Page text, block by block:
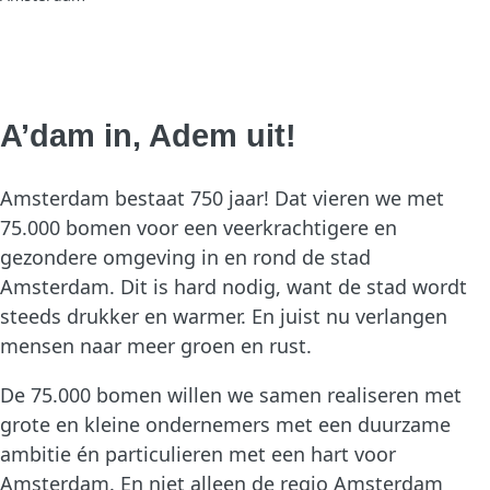
A’dam in, Adem uit!
Amsterdam bestaat 750 jaar! Dat vieren we met
75.000 bomen voor een veerkrachtigere en
gezondere omgeving in en rond de stad
Amsterdam. Dit is hard nodig, want de stad wordt
steeds drukker en warmer. En juist nu verlangen
mensen naar meer groen en rust.
De 75.000 bomen willen we samen realiseren met
grote en kleine ondernemers met een duurzame
ambitie én particulieren met een hart voor
Amsterdam. En niet alleen de regio Amsterdam